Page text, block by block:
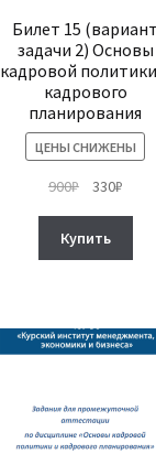
Билет 15 (вариант
задачи 2) Основы
кадровой
кадрового
планирования
ЦЕНЫ СНИЖЕНЫ
900₽
составляла
900₽.
330₽
Купить